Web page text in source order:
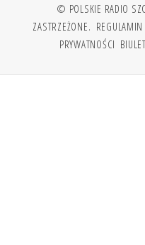
© POLSKIE RADIO
ZASTRZEŻONE.
PRYWATNOŚCI